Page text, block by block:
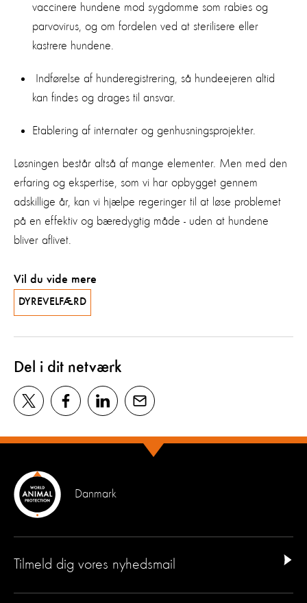
vaccinere hundene mod sygdomme som rabies og
parvovirus, og om fordelen ved at sterilisere eller
kastrere hundene.
Indførelse af hunderegistrering, så hundeejeren altid
kan findes og drages til ansvar.
Etablering af internater og genhusningsprojekter.
Løsningen består altså af mange elementer. Men med den
erfaring og ekspertise, som vi har opbygget gennem
adskillige år, kan vi hjælpe regeringer til at løse problemet
på en effektiv og bæredygtig måde - uden at hundene
bliver aflivet.
Vil du vide mere
DYREVELFÆRD
Del i dit netværk
Danmark
Tilmeld dig vores nyhedsmail